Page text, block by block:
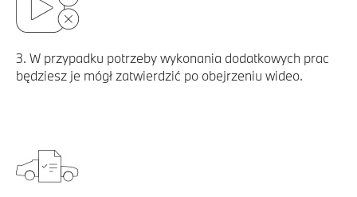
3. W przypadku potrzeby wykonania dodatkowych prac
będziesz je mógł zatwierdzić po obejrzeniu wideo.